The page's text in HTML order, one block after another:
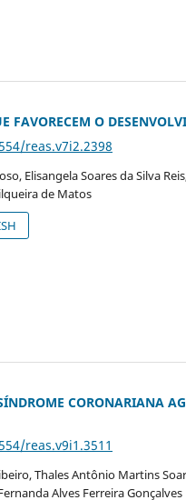
FAVORECEM O
reas.v7i2.2398
Elisangela Soares da Silva
de Matos
CORONARIANA
reas.v9i1.3511
Thales Antônio Martins
Alves Ferreira Gonçalves